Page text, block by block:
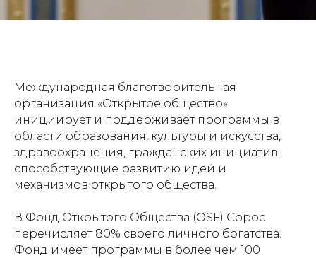
Международная благотворительная
организация «Открытое общество»
инициирует и поддерживает программы в
области образования, культуры и искусства,
здравоохранения, гражданских инициатив,
способствующие развитию идей и
механизмов открытого общества.
В Фонд Открытого Общества (OSF) Сорос
перечисляет 80% своего личного богатства.
Фонд имеет программы в более чем 100